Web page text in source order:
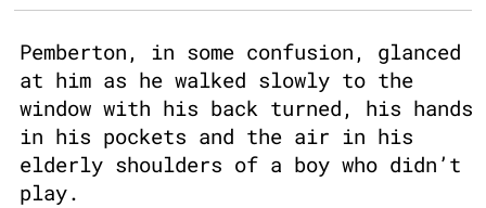
Pemberton, in some confusion, glanced
at him as he walked slowly to the
window with his back turned, his hands
in his pockets and the air in his
elderly shoulders of a boy who didn’t
play.